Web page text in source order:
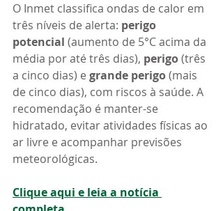
O Inmet classifica ondas de calor em
três níveis de alerta: perigo
potencial (aumento de 5°C acima da
média por até três dias), perigo (três
a cinco dias) e grande perigo (mais
de cinco dias), com riscos à saúde. A
recomendação é manter-se
hidratado, evitar atividades físicas ao
ar livre e acompanhar previsões
meteorológicas.
Clique aqui e leia a notícia